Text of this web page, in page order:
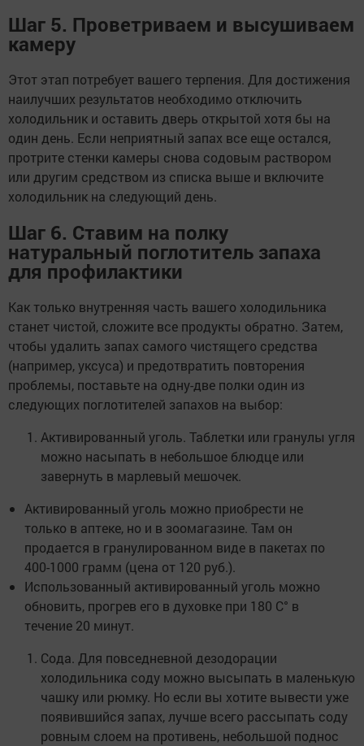
Шаг 5. Проветриваем и высушиваем
камеру
Этот этап потребует вашего терпения. Для достижения
наилучших результатов необходимо отключить
холодильник и оставить дверь открытой хотя бы на
один день. Если неприятный запах все еще остался,
протрите стенки камеры снова содовым раствором
или другим средством из списка выше и включите
холодильник на следующий день.
Шаг 6. Ставим на полку
натуральный поглотитель запаха
для профилактики
Как только внутренняя часть вашего холодильника
станет чистой, сложите все продукты обратно. Затем,
чтобы удалить запах самого чистящего средства
(например, уксуса) и предотвратить повторения
проблемы, поставьте на одну-две полки один из
следующих поглотителей запахов на выбор:
Активированный уголь. Таблетки или гранулы угля
можно насыпать в небольшое блюдце или
завернуть в марлевый мешочек.
Активированный уголь можно приобрести не
только в аптеке, но и в зоомагазине. Там он
продается в гранулированном виде в пакетах по
400-1000 грамм (цена от 120 руб.).
Использованный активированный уголь можно
обновить, прогрев его в духовке при 180 C° в
течение 20 минут.
Сода. Для повседневной дезодорации
холодильника соду можно высыпать в маленькую
чашку или рюмку. Но если вы хотите вывести уже
появившийся запах, лучше всего рассыпать соду
ровным слоем на противень, небольшой поднос